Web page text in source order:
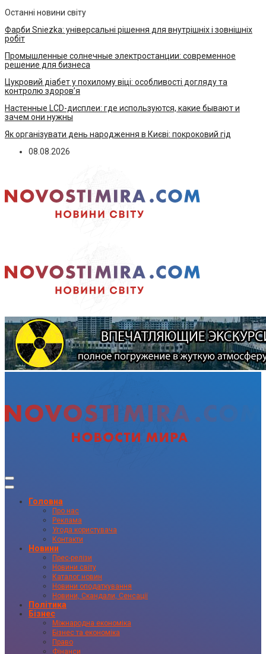
Останні новини світу
Фарби Sniezka: універсальні рішення для внутрішніх і зовнішніх
робіт
Промышленные солнечные электростанции: современное
решение для бизнеса
Цукровий діабет у похилому віці: особливості догляду та
контролю здоров’я
Настенные LCD-дисплеи: где используются, какие бывают и
зачем они нужны
Як організувати день народження в Києві: покроковий гід
08.08.2026
Головна
Про нас
Реклама
Угода користувача
Контакти
Новини
Прес-релізи
Новини світу
Каталог новин
Новини оподаткування
Новини, Скандали, Сенсації
Політика
Бізнес
Міжнародна економіка
Бізнес та економіка
Право
Фінанси